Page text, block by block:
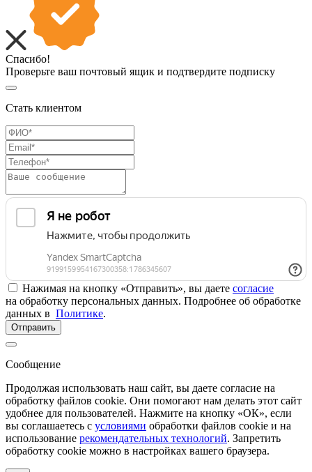
Спасибо!
Проверьте ваш почтовый ящик и подтвердите подписку
Стать клиентом
Нажимая на кнопку «Отправить», вы даете согласие
на обработку персональных данных. Подробнее об обработке
данных в Политике.
Отправить
Сообщение
Продолжая использовать наш сайт, вы даете согласие на
обработку файлов cookie. Они помогают нам делать этот сайт
удобнее для пользователей. Нажмите на кнопку «ОК», если
вы соглашаетесь с условиями обработки файлов cookie и на
использование рекомендательных технологий. Запретить
обработку cookie можно в настройках вашего браузера.